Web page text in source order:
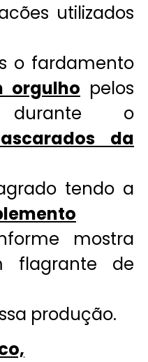
utilizados
o fardamento
orgulho pelos
durante o
da
tendo a
mostra
flagrante de
produção.